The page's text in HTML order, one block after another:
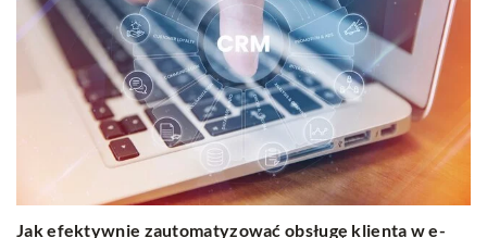
Jak efektywnie zautomatyzować obsługę klienta w e-